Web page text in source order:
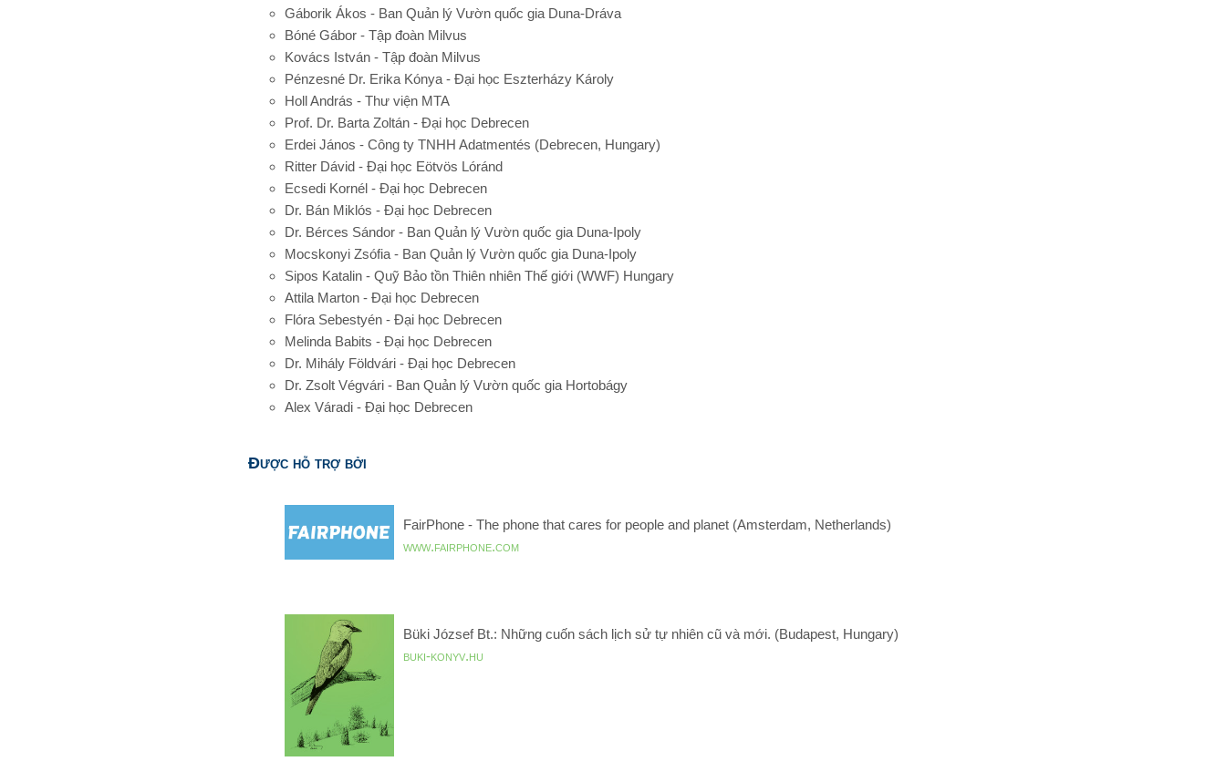
Gáborik Ákos - Ban Quản lý Vườn quốc gia Duna-Dráva
Bóné Gábor - Tập đoàn Milvus
Kovács István - Tập đoàn Milvus
Pénzesné Dr. Erika Kónya - Đại học Eszterházy Károly
Holl András - Thư viện MTA
Prof. Dr. Barta Zoltán - Đại học Debrecen
Erdei János - Công ty TNHH Adatmentés (Debrecen, Hungary)
Ritter Dávid - Đại học Eötvös Lóránd
Ecsedi Kornél - Đại học Debrecen
Dr. Bán Miklós - Đại học Debrecen
Dr. Bérces Sándor - Ban Quản lý Vườn quốc gia Duna-Ipoly
Mocskonyi Zsófia - Ban Quản lý Vườn quốc gia Duna-Ipoly
Sipos Katalin - Quỹ Bảo tồn Thiên nhiên Thế giới (WWF) Hungary
Attila Marton - Đại học Debrecen
Flóra Sebestyén - Đại học Debrecen
Melinda Babits - Đại học Debrecen
Dr. Mihály Földvári - Đại học Debrecen
Dr. Zsolt Végvári - Ban Quản lý Vườn quốc gia Hortobágy
Alex Váradi - Đại học Debrecen
Được hỗ trợ bởi
FairPhone - The phone that cares for people and planet (Amsterdam, Netherlands)
www.fairphone.com
Büki József Bt.: Những cuốn sách lịch sử tự nhiên cũ và mới. (Budapest, Hungary)
buki-konyv.hu